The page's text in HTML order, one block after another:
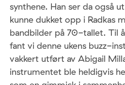
synthene. Han ser da også
kunne dukket opp i Radkas
bandbilder på 70-tallet. Til
fant vi denne ukens buzz-
vakkert utført av Abigail
instrumentet ble heldigvis